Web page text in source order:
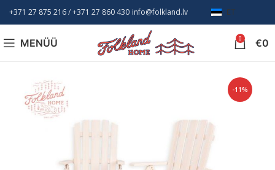
+371 27 875 216/ +371 27 860 430 info@folkland.lv ET
MENÜÜ 0 €0
-11%